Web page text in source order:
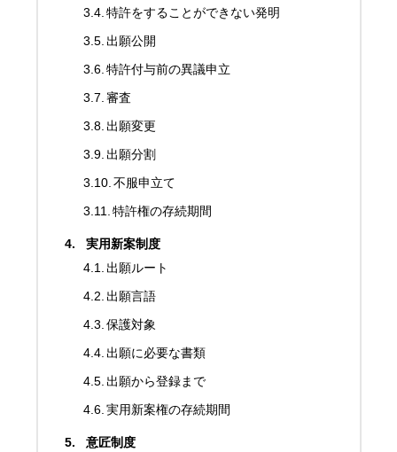
特許をすることができない発明
出願公開
特許付与前の異議申立
審査
出願変更
出願分割
不服申立て
特許権の存続期間
実用新案制度
出願ルート
出願言語
保護対象
出願に必要な書類
出願から登録まで
実用新案権の存続期間
意匠制度